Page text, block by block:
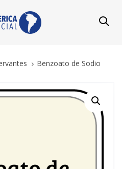
Benzoato de Sodio